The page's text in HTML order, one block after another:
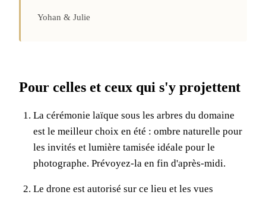
Yohan & Julie
Pour celles et ceux qui s'y projettent
La cérémonie laïque sous les arbres du domaine
est le meilleur choix en été : ombre naturelle pour
les invités et lumière tamisée idéale pour le
photographe. Prévoyez-la en fin d'après-midi.
Le drone est autorisé sur ce lieu et les vues